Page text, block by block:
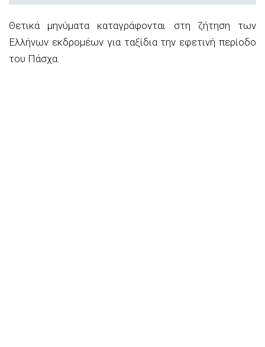
Θετικά μηνύματα καταγράφονται στη ζήτηση των
Ελλήνων εκδρομέων για ταξίδια την εφετινή περίοδο
του Πάσχα.